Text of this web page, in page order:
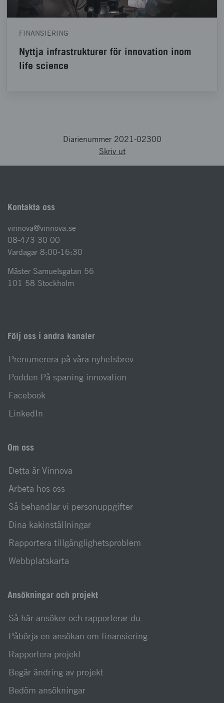
FINANSIERING
Nyttja infrastrukturer för innovation inom
life science
Diarienummer 2021-02300
Skriv ut
Kontakta oss
vinnova@vinnova.se
08-473 30 00
Vardagar 8:00-16:30
Mäster Samuelsgatan 56
101 58 Stockholm
Följ oss i andra kanaler
Prenumerera på våra nyhetsbrev
Podden På spaning innovation
Facebook
LinkedIn
Om oss
Detta är Vinnova
Arbeta hos oss
Så behandlar vi personuppgifter
Dina kakinställningar
Rapportera tillgänglighetsproblem
Webbplatskarta
Ansökningar och projekt
Så här ansöker och rapporterar du
Påbörja en ansökan om finansiering
Rapportera projekt
Begär ändring av projekt
Bedöm ansökningar